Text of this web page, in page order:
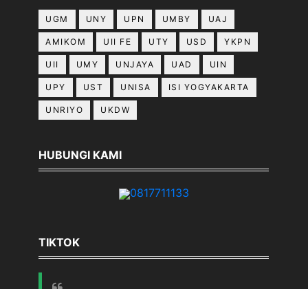
UGM UNY UPN UMBY UAJ
AMIKOM UII FE UTY USD YKPN
UII UMY UNJAYA UAD UIN
UPY UST UNISA ISI YOGYAKARTA
UNRIYO UKDW
HUBUNGI KAMI
0817711133
TIKTOK